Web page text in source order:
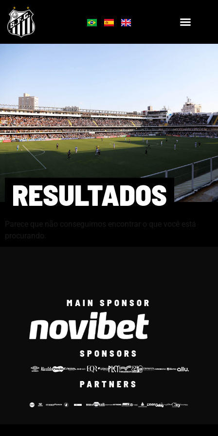
RESULTADOS
Parece que não conseguimos encontrar o que você está
procurando.
MAIN SPONSOR
SPONSORS
PARTNERS